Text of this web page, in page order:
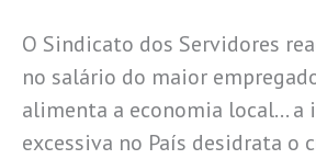
O Sindicato dos Servidores
no salário do maior
alimenta a economia local… a
excessiva no País desidrata o